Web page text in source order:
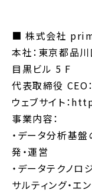
■ 株式会社
本社：東京都品
目黒ビル 5 F
代表取締役 CEO
ウェブサイト
事業内容：
・データ分析基
発・運営
・データテクノ
サルティング・エ